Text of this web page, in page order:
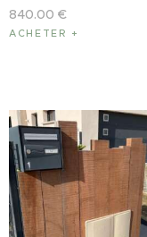
840.00 €
ACHETER